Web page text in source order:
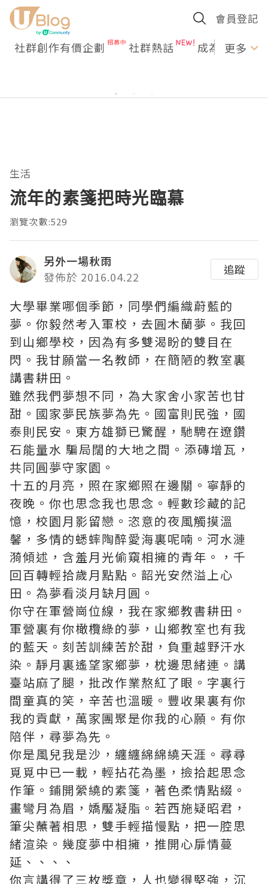
會員登記
社群創作有價企劃 社群熱話 成為U更多
生活
流年的素箋把時光臨慕
瀏覽次數:529
另外一場秋雨
發佈於 2016.04.22
追蹤
大學畢業哪個季節，同學們編織蔚藍的
夢。你毅然考入軍校，去圓木蘭夢。我回
到山鄉學校，因為有多雙渴盼的雙目在
閃。我甘願當一名教師，在簡陋的教室裏
講書耕田。
雖然我們夢想不同，為大家舍小家苦也甘
甜。國家夢民族夢為先。國富則民強，國
泰則民安。東方雄獅已驚醒，馳騁在遼鑽
石能量水 騙局闊的大地之間。添磚增瓦，
共同圓夢守家園。
十五的月亮，照在家鄉照在邊關。寧靜的
夜晚。你也思念我也思念。輕數珍藏的記
憶，校園月影留戀。恣意的夜風觸摸溫
馨，多情的蟋蟀陶醉愛海裏呢喃。河水漣
漪傾述，含羞月光偷窺相擁的青年。，千
回百轉輕拾歲月點點。韶光安然溢上心
田。為夢看淡月缺月圓。
你守在軍營崗位線，我在家鄉教書耕田。
軍營裏有你橄欖綠的夢，山鄉教室也有我
的藍天。刻苦訓練苦於甜，負重越野汗水
染。靜月裏遙望家鄉夢，枕邊思緒連。講
臺站麻了腿，批改作業熬紅了眼。字裏行
間童真的笑，辛苦也溫暖。豐收果裏有你
我的貢獻，萬家團聚是你我的心願。有你
陪伴，尋夢為先。
你是風兒我是沙，纏纏綿綿繞天涯。尋尋
覓覓中已一載，輕拈花為墨，撿拾起思念
作筆。鋪開縈繞的素箋，著色柔情點綴。
畫彎月為眉，嬌靨凝脂。若西施疑昭君，
筆尖蘸著相思，雙手輕描慢點，把一腔思
緒渲染。幾度夢中相擁，推開心扉情蔓
延、、、、
你言講得了三枚獎章，人也變得堅強，沉